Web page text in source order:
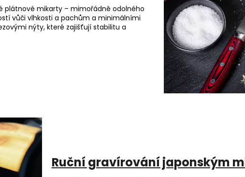
plátnové mikarty – mimořádně odolného
vůči vlhkosti a pachům a minimálními
nýty, které zajišťují stabilitu a
Ruční gravírování japonským